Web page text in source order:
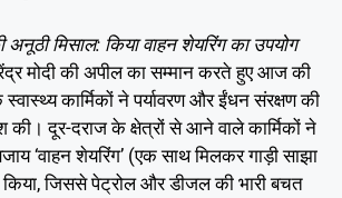
अनूठी मिसाल: किया वाहन शेयरिंग का उपयोग
मोदी की अपील का सम्मान करते हुए आज की
कार्मिकों ने पर्यावरण और ईंधन संरक्षण की
दूर-दराज के क्षेत्रों से आने वाले कार्मिकों ने
‘वाहन शेयरिंग’ (एक साथ मिलकर गाड़ी साझा
जिससे पेट्रोल और डीजल की भारी बचत